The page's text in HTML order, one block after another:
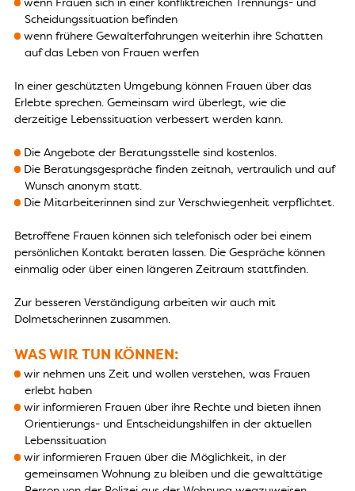
Scheidungssituation befinden
wenn frühere Gewalterfahrungen weiterhin ihre Schatten
auf das Leben von Frauen werfen
In einer geschützten Umgebung können Frauen über das
Erlebte sprechen. Gemeinsam wird überlegt, wie die
derzeitige Lebenssituation verbessert werden kann.
Die Angebote der Beratungsstelle sind kostenlos.
Die Beratungsgespräche finden zeitnah, vertraulich und auf
Wunsch anonym statt.
Die Mitarbeiterinnen sind zur Verschwiegenheit verpflichtet.
Betroffene Frauen können sich telefonisch oder bei einem
persönlichen Kontakt beraten lassen. Die Gespräche können
einmalig oder über einen längeren Zeitraum stattfinden.
Zur besseren Verständigung arbeiten wir auch mit
Dolmetscherinnen zusammen.
WAS WIR TUN KÖNNEN:
wir nehmen uns Zeit und wollen verstehen, was Frauen
erlebt haben
wir informieren Frauen über ihre Rechte und bieten ihnen
Orientierungs- und Entscheidungshilfen in der aktuellen
Lebenssituation
wir informieren Frauen über die Möglichkeit, in der
gemeinsamen Wohnung zu bleiben und die gewalttätige